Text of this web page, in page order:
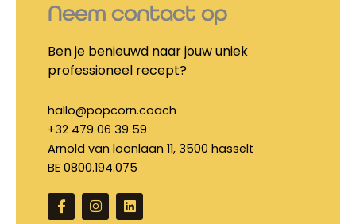
Neem contact op
Ben je benieuwd naar jouw uniek
professioneel recept?
hallo@popcorn.coach
+32 479 06 39 59
Arnold van loonlaan 11, 3500 hasselt
BE 0800.194.075
F
a
I
n
L
i